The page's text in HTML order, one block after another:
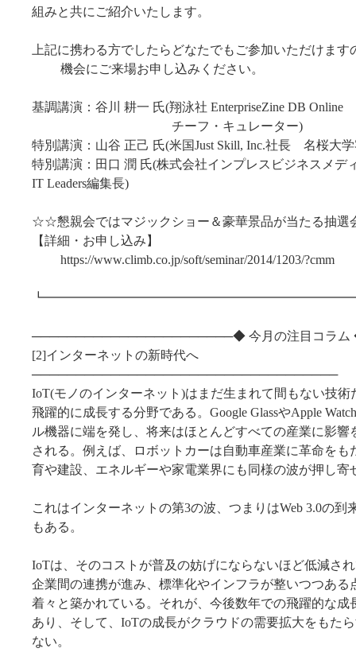
組みと共にご紹介いたします。
上記に携わる方でしたらどなたでもご参加いただけます
機会にご来場お申し込みください。
基調講演：谷川 耕一 氏(翔泳社 EnterpriseZine DB Online
チーフ・キュレーター)
特別講演：山谷 正己 氏(米国Just Skill, Inc.社長 名桜大
特別講演：田口 潤 氏(株式会社インプレスビジネスメ
IT Leaders編集長)
☆☆懇親会ではマジックショー＆豪華景品が当たる抽
【詳細・お申し込み】
https://www.climb.co.jp/soft/seminar/2014/1203/?cmm
───────────────────────◆ 今月の注目コラ
[2]インターネットの新時代へ
───────────────────────────────────
IoT(モノのインターネット)はまだ生まれて間もない技術
飛躍的に成長する分野である。Google GlassやApple
ル機器に端を発し、将来はほとんどすべての産業に影響
される。例えば、ロボットカーは自動車産業に革命をも
育や建設、エネルギーや家電業界にも同様の波が押し寄
これはインターネットの第3の波、つまりはWeb 3.0の到
もある。
IoTは、そのコストが普及の妨げにならないほど低減さ
企業間の連携が進み、標準化やインフラが整いつつある
着々と築かれている。それが、今後数年での飛躍的な成
あり、そして、IoTの成長がクラウドの需要拡大をもた
ない。